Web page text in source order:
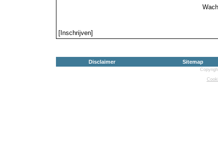
[Inschrijven]
Disclaimer Sitemap